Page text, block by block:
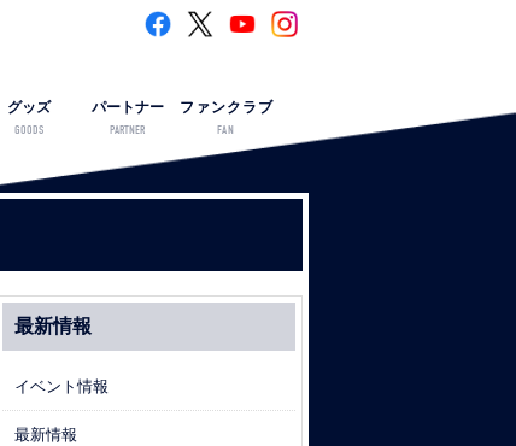
グッズ
GOODS
パートナー
PARTNER
ファンクラブ
FAN
最新情報
イベント情報
最新情報